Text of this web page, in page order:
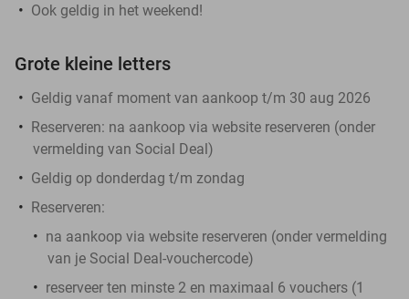
Ook geldig in het weekend!
Grote kleine letters
Geldig vanaf moment van aankoop t/m 30 aug 2026
Reserveren: na aankoop via website reserveren (onder
vermelding van Social Deal)
Geldig op donderdag t/m zondag
Reserveren:
na aankoop via website reserveren (onder vermelding
van je Social Deal-vouchercode)
reserveer ten minste 2 en maximaal 6 vouchers (1